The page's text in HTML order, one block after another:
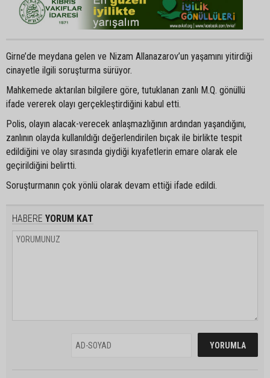
Girne’de meydana gelen ve Nizam Allanazarov’un yaşamını yitirdiği
cinayetle ilgili soruşturma sürüyor.
Mahkemede aktarılan bilgilere göre, tutuklanan zanlı M.Q. gönüllü
ifade vererek olayı gerçekleştirdiğini kabul etti.
Polis, olayın alacak-verecek anlaşmazlığının ardından yaşandığını,
zanlının olayda kullanıldığı değerlendirilen bıçak ile birlikte tespit
edildiğini ve olay sırasında giydiği kıyafetlerin emare olarak ele
geçirildiğini belirtti.
Soruşturmanın çok yönlü olarak devam ettiği ifade edildi.
HABERE YORUM KAT